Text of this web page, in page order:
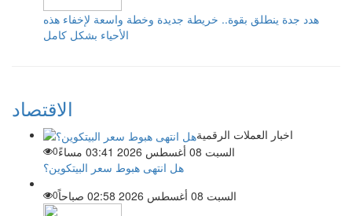
هدد جدة ينطلق بقوة.. خريطة جديدة وخطة واسعة لإخفاء هذه
الأحياء بشكل كامل
الاقتصاد
اخبار العملات الرقمية
السبت 08 أغسطس 2026 03:41 مساءً
0
هل انتهى هبوط سعر البيتكوين؟
السبت 08 أغسطس 2026 02:58 صباحاً
0